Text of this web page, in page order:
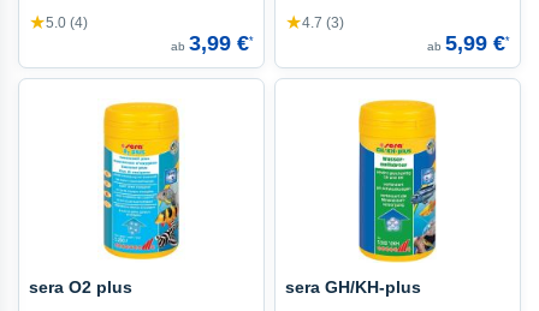
★5.0 (4)
ab 3,99 €*
★4.7 (3)
ab 5,99 €*
sera O2 plus sera GH/KH-plus